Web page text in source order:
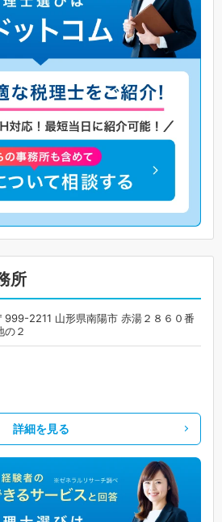
所
999-2211 山形県南陽市 赤湯２８６０番
の２
詳細を見る